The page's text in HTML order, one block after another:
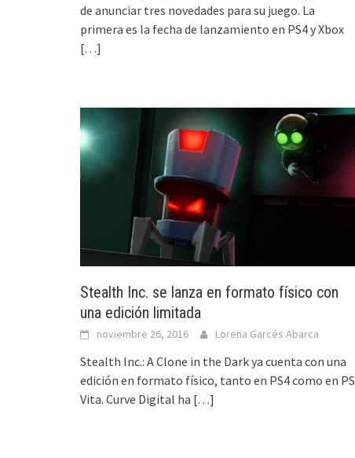
de anunciar tres novedades para su juego. La
primera es la fecha de lanzamiento en PS4 y Xbox
[…]
Stealth Inc. se lanza en formato físico con
una edición limitada
noviembre 26, 2016 Lorena Garcés Abarca
Stealth Inc.: A Clone in the Dark ya cuenta con una
edición en formato físico, tanto en PS4 como en PS
Vita. Curve Digital ha […]